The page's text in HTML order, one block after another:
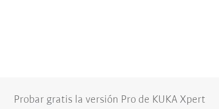
Probar gratis la versión Pro de KUKA Xpert